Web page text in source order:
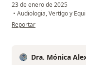
23 de enero de 2025
• Audiologia, Vertígo y
en opinión del usuario
Reportar
Dra. Mónica